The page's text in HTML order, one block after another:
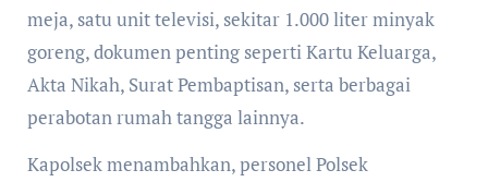
meja, satu unit televisi, sekitar 1.000 liter minyak
goreng, dokumen penting seperti Kartu Keluarga,
Akta Nikah, Surat Pembaptisan, serta berbagai
perabotan rumah tangga lainnya.
Kapolsek menambahkan, personel Polsek